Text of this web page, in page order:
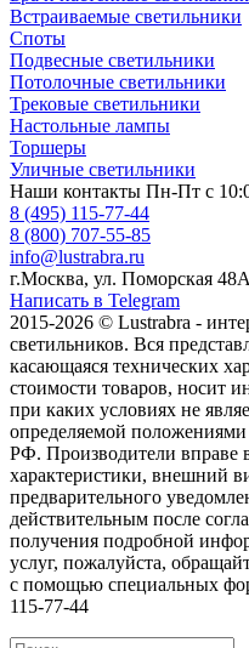
Встраиваемые светильники
Споты
Подвесные светильники
Потолочные светильники
Трековые светильники
Настольные лампы
Торшеры
Уличные светильники
Наши контакты Пн-Пт с
8 (495) 115-77-44
8 (800) 707-55-85
info@lustrabra.ru
г.Москва, ул. Поморская
Написать в Telegram
2015-2026 © Lustrabra -
светильников. Вся
касающаяся технических
стоимости товаров, носит
при каких условиях не
определяемой положениями
РФ. Производители вправе
характеристики, внешний
предварительного
действительным после
получения подробной
услуг, пожалуйста,
с помощью специальных
115-77-44